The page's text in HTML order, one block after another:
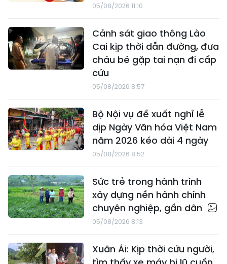
05/08/2026 11:10
Cảnh sát giao thông Lào
Cai kịp thời dẫn đường, đưa
cháu bé gặp tai nạn đi cấp
cứu
05/08/2026 8:57
Bộ Nội vụ đề xuất nghỉ lễ
dịp Ngày Văn hóa Việt Nam
năm 2026 kéo dài 4 ngày
05/08/2026 8:52
Sức trẻ trong hành trình
xây dựng nền hành chính
chuyên nghiệp, gần dân
05/08/2026 8:13
Xuân Ái: Kịp thời cứu người,